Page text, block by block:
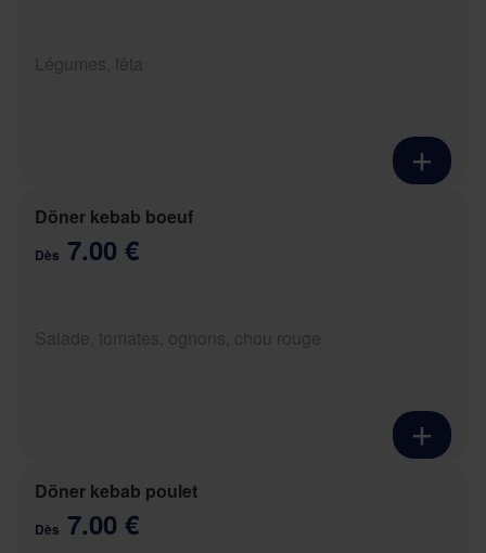
Döner kebab boeuf
Dès 7.00 €
Döner kebab poulet
Dès 7.00 €